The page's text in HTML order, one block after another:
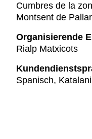
Cumbres de la
Montsent de
Organisierende
Rialp Matxicots
Spanisch,